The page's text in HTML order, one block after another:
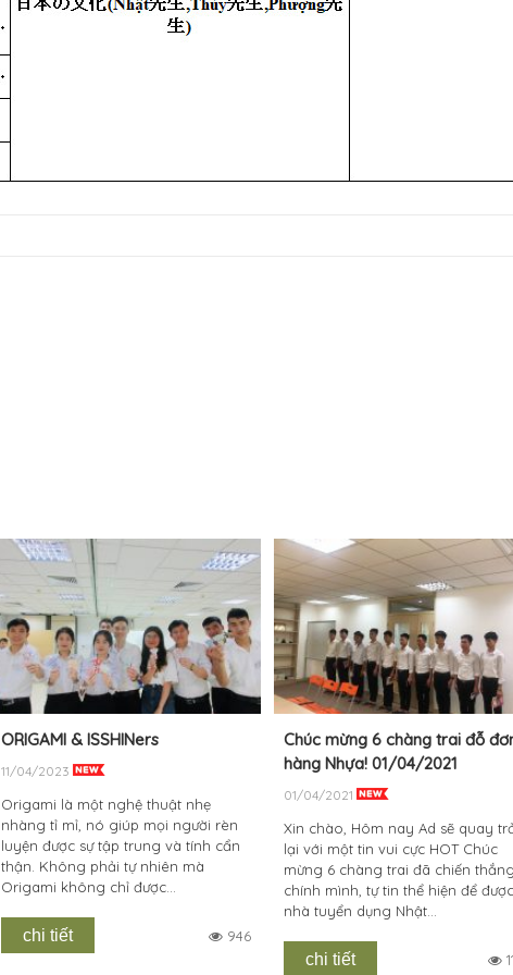
ORIGAMI & ISSHINers
11/04/2023
Origami là một nghệ thuật nhẹ
nhàng tỉ mỉ, nó giúp mọi người rèn
luyện được sự tập trung và tính cẩn
thận. Không phải tự nhiên mà
Origami không chỉ được...
chi tiết 946
Chúc mừng 6 chàng trai đỗ
hàng Nhựa! 01/04/2021
01/04/2021
Xin chào, Hôm nay Ad sẽ quay
lại với một tin vui cực HOT Chúc
mừng 6 chàng trai đã chiến
chính mình, tự tin thể hiện để được
nhà tuyển dụng Nhật...
chi tiết